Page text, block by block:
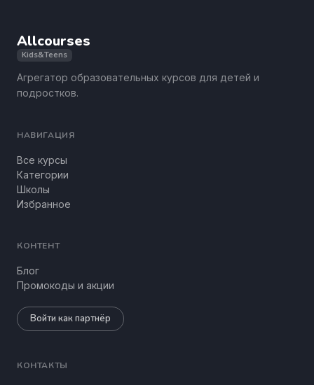
Allcourses
Kids&Teens
Агрегатор образовательных курсов для детей и
подростков.
НАВИГАЦИЯ
Все курсы
Категории
Школы
Избранное
КОНТЕНТ
Блог
Промокоды и акции
Войти как партнёр
КОНТАКТЫ